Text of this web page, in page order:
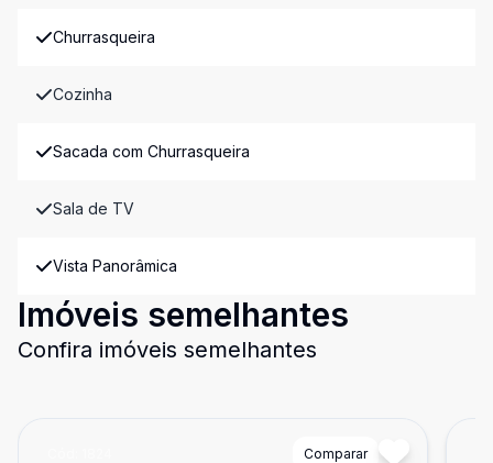
Churrasqueira
Cozinha
Sacada com Churrasqueira
Sala de TV
Vista Panorâmica
Imóveis semelhantes
Confira imóveis semelhantes
Comparar